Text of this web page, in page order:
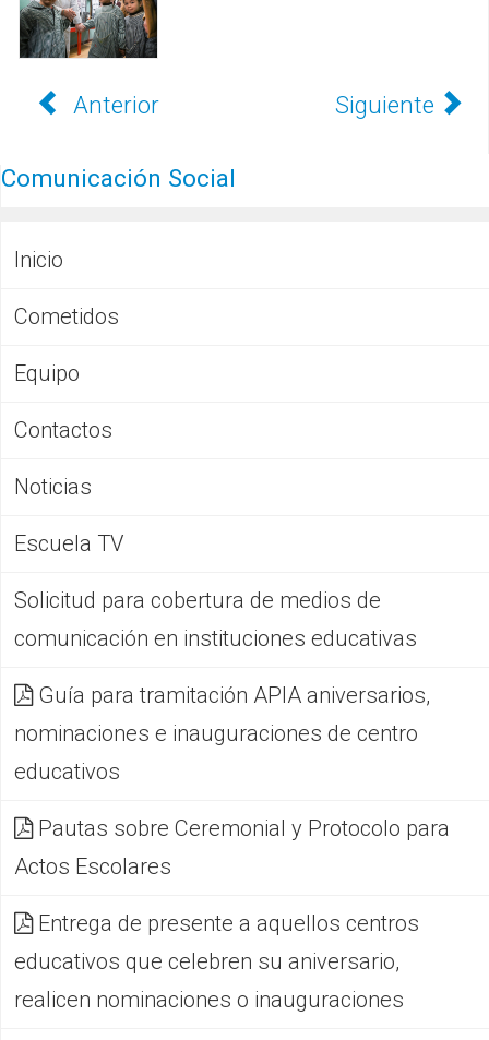
Anterior Siguiente
Comunicación Social
Inicio
Cometidos
Equipo
Contactos
Noticias
Escuela TV
Solicitud para cobertura de medios de
comunicación en instituciones educativas
Guía para tramitación APIA aniversarios,
nominaciones e inauguraciones de centro
educativos
Pautas sobre Ceremonial y Protocolo para
Actos Escolares
Entrega de presente a aquellos centros
educativos que celebren su aniversario,
realicen nominaciones o inauguraciones